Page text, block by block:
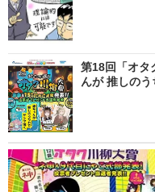
第18回「オ
んが 推しの